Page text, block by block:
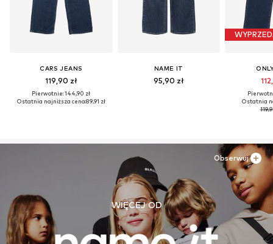
CARS JEANS
119,90 zł
Pierwotnie: 144,90 zł
Ostatnia najniższa cena:89,91 zł
NAME IT
95,90 zł
Ostatnia
WIĘCEJ OD
Obserwuj